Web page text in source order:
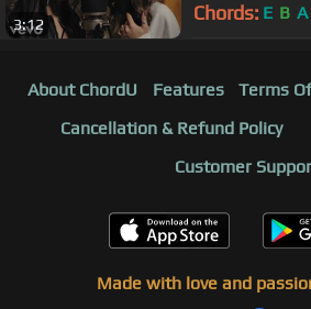
3:12 Chords: E B A
About ChordU Features Terms
Cancellation & Refund Policy
Customer
Made with love and